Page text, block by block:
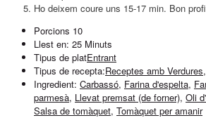
Ho deixem coure uns 15-17 min. Bon
Porcions 10
Llest en: 25 Minuts
Tipus de platEntrant
Tipus de recepta:Receptes amb Verdures,
Ingredient: Carbassó, Farina d'espelta,
parmesà, Llevat premsat (de forner), Oli
Salsa de tomàquet, Tomàquet per amanir